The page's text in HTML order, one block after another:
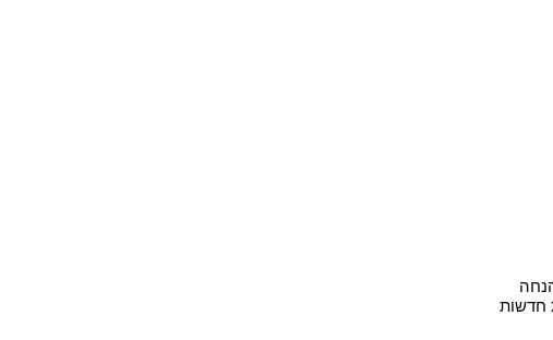
הנחה
חדשות